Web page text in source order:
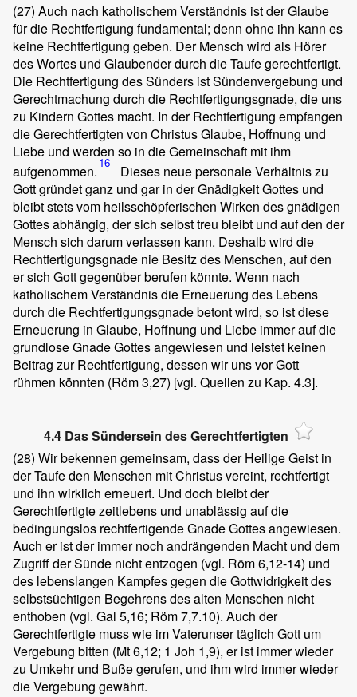
(27) Auch nach katholischem Verständnis ist der Glaube
für die Rechtfertigung fundamental; denn ohne ihn kann es
keine Rechtfertigung geben. Der Mensch wird als Hörer
des Wortes und Glaubender durch die Taufe gerechtfertigt.
Die Rechtfertigung des Sünders ist Sündenvergebung und
Gerechtmachung durch die Rechtfertigungsgnade, die uns
zu Kindern Gottes macht. In der Rechtfertigung empfangen
die Gerechtfertigten von Christus Glaube, Hoffnung und
Liebe und werden so in die Gemeinschaft mit ihm
aufgenommen. 16
Dieses neue personale Verhältnis zu
Gott gründet ganz und gar in der Gnädigkeit Gottes und
bleibt stets vom heilsschöpferischen Wirken des gnädigen
Gottes abhängig, der sich selbst treu bleibt und auf den der
Mensch sich darum verlassen kann. Deshalb wird die
Rechtfertigungsgnade nie Besitz des Menschen, auf den
er sich Gott gegenüber berufen könnte. Wenn nach
katholischem Verständnis die Erneuerung des Lebens
durch die Rechtfertigungsgnade betont wird, so ist diese
Erneuerung in Glaube, Hoffnung und Liebe immer auf die
grundlose Gnade Gottes angewiesen und leistet keinen
Beitrag zur Rechtfertigung, dessen wir uns vor Gott
rühmen könnten (Röm 3,27) [vgl. Quellen zu Kap. 4.3].
4.4 Das Sündersein des Gerechtfertigten
(28) Wir bekennen gemeinsam, dass der Heilige Geist in
der Taufe den Menschen mit Christus vereint, rechtfertigt
und ihn wirklich erneuert. Und doch bleibt der
Gerechtfertigte zeitlebens und unablässig auf die
bedingungslos rechtfertigende Gnade Gottes angewiesen.
Auch er ist der immer noch andrängenden Macht und dem
Zugriff der Sünde nicht entzogen (vgl. Röm 6,12-14) und
des lebenslangen Kampfes gegen die Gottwidrigkeit des
selbstsüchtigen Begehrens des alten Menschen nicht
enthoben (vgl. Gal 5,16; Röm 7,7.10). Auch der
Gerechtfertigte muss wie im Vaterunser täglich Gott um
Vergebung bitten (Mt 6,12; 1 Joh 1,9), er ist immer wieder
zu Umkehr und Buße gerufen, und ihm wird immer wieder
die Vergebung gewährt.